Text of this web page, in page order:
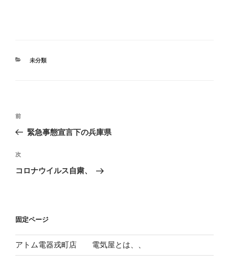
カ
未分類
投
ナ
ビ
ゲ
ン
前
の
稿
前
緊急事態宣言下の兵庫県
次
の
次
コロナウイルス自粛、
固定ページ
アトム電器戎町店 電気屋とは、、